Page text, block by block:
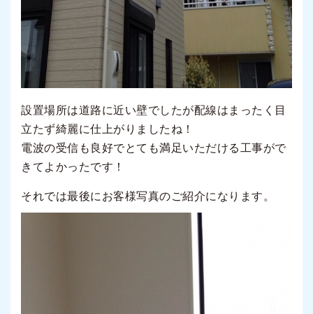
設置場所は道路に近い壁でしたが配線はまったく目
立たず綺麗に仕上がりましたね！
電波の受信も良好でとても満足いただける工事がで
きてよかったです！
それでは最後にお客様写真のご紹介になります。